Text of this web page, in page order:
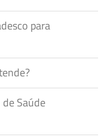
para
Saúde